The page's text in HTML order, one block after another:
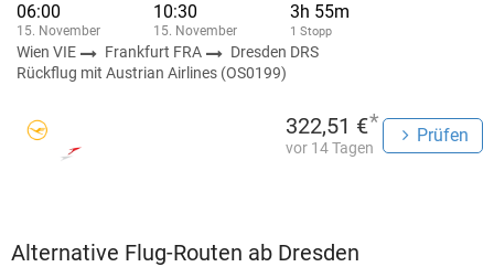
06:00
15. November
10:30
15. November
3h 55m
1 Stopp
Wien VIE Frankfurt FRA
Dresden DRS
Rückflug mit Austrian Airlines (OS0199)
322,51 €*
vor 14 Tagen
Prüfen
Alternative Flug-Routen ab Dresden